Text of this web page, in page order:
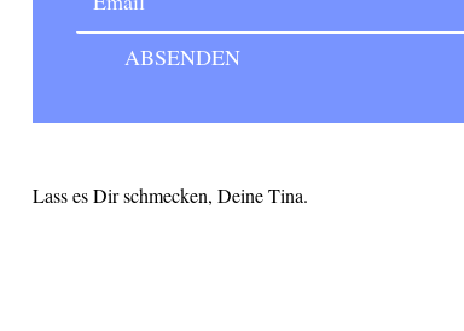
Lass es Dir schmecken, Deine Tina.